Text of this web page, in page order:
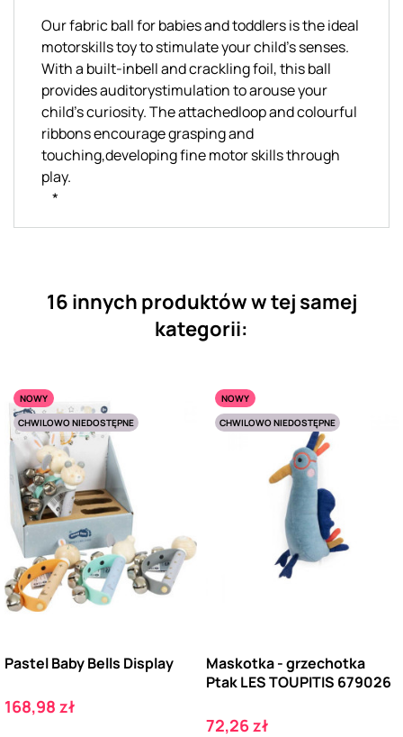
Our fabric ball for babies and toddlers is the ideal
motorskills toy to stimulate your child's senses.
With a built-inbell and crackling foil, this ball
provides auditorystimulation to arouse your
child's curiosity. The attachedloop and colourful
ribbons encourage grasping and
touching,developing fine motor skills through
play.
*
16 innych produktów w tej samej
kategorii:
NOWY
CHWILOWO NIEDOSTĘPNE
Pastel Baby Bells Display
Cena
168,98 zł
NOWY
CHWILOWO NIEDOSTĘPNE
Maskotka - grzechotka
Ptak LES TOUPITIS 679026
Cena
72,26 zł